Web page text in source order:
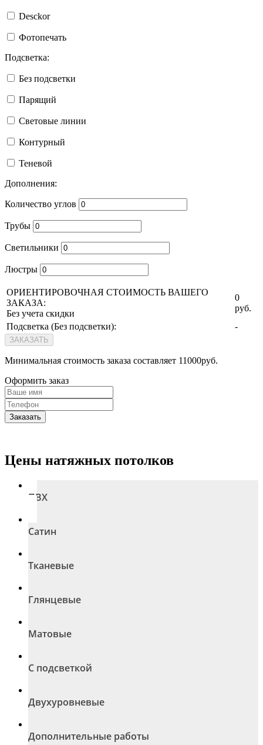
Desckor
Фотопечать
Подсветка:
Без подсветки
Парящий
Световые линии
Контурный
Теневой
Дополнения:
Количество углов
Трубы
Светильники
Люстры
ОРИЕНТИРОВОЧНАЯ СТОИМОСТЬ ВАШЕГО
ЗАКАЗА:
Без учета скидки
0
руб.
Подсветка (Без подсветки): -
ЗАКАЗАТЬ
Минимальная стоимость заказа составляет 11000руб.
Оформить заказ
Заказать
Цены натяжных потолков
ПВХ
Сатин
Тканевые
Глянцевые
Матовые
С подсветкой
Двухуровневые
Дополнительные работы